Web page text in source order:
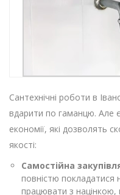
Сантехнічні роботи в
вдарити по гаманцю. Але
економії, які дозволять
якості:
Самостійна
повністю покладатися
працювати з націнкою,